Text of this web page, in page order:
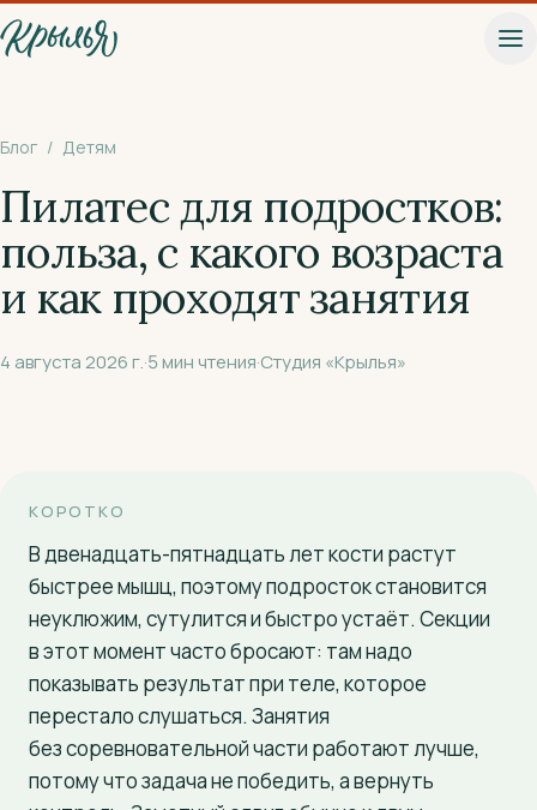
К основному содержанию
+7 (927) 126-77-55
Блог / Детям
Пилатес для подростков:
польза, с какого возраста
и как проходят занятия
4 августа 2026 г.·5мин чтения·Студия «Крылья»
КОРОТКО
В двенадцать-пятнадцать лет кости растут
быстрее мышц, поэтому подросток становится
неуклюжим, сутулится и быстро устаёт. Секции
в этот момент часто бросают: там надо
показывать результат при теле, которое
перестало слушаться. Занятия
без соревновательной части работают лучше,
потому что задача не победить, а вернуть